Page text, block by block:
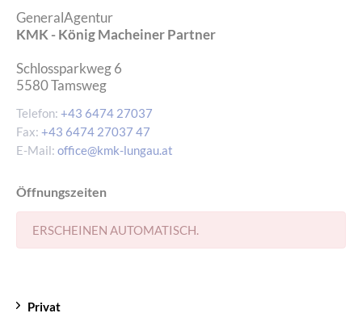
GeneralAgentur
KMK - König Macheiner Partner
Schlossparkweg 6
5580Tamsweg
Telefon: +43 6474 27037
Fax: +43 6474 27037 47
E-Mail: office@kmk-lungau.at
Öffnungszeiten
ERSCHEINEN AUTOMATISCH.
Privat